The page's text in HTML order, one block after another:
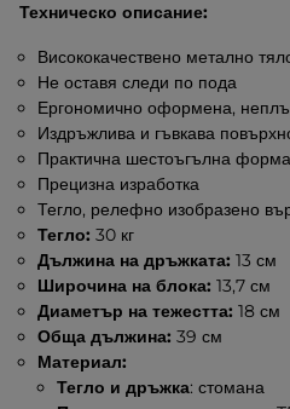
Техническо описание:
Висококачествено метално
Не оставя следи по пода
Ергономично оформена,
Издръжлива и гъвкава
Практична шестоъгълна форма
Прецизна изработка
Тегло, релефно изобразено
Тегло: 30 кг
Дължина на дръжката: 13 см
Широчина на блока: 13,7 см
Диаметър на тежестта: 18 см
Обща дължина: 39 см
Материал:
Тегло и дръжка: стомана